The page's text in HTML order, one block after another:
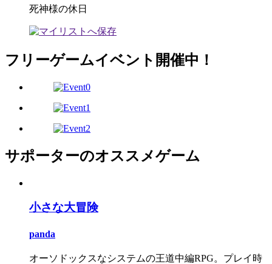
死神様の休日
フリーゲームイベント開催中！
サポーターのオススメゲーム
小さな大冒険
panda
オーソドックスなシステムの王道中編RPG。プレイ時